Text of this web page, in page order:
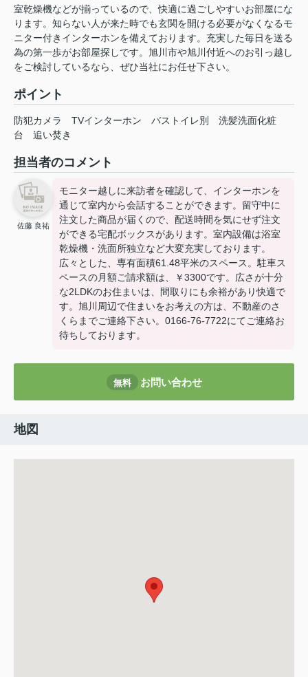
室乾燥機などが揃っているので、快適に過ごしやすいお部屋にな
ります。知らない人が来た時でも玄関を開ける必要がなくなるモ
ニター付きインターホンを備えております。充実した毎日を送る
為の第一歩がお部屋探しです。旭川市や旭川付近へのお引っ越し
をご検討しているなら、ぜひ当社にお任せ下さい。
ポイント
防犯カメラ TVインターホン バストイレ別
洗髪洗面化粧
台
追い焚き
担当者のコメント
佐藤 良祐
モニター越しに来訪者を確認して、インターホンを
通じて室内から会話することができます。留守中に
注文した商品が届くので、配送時間を気にせず注文
ができる宅配ボックスがあります。室内設備は浴室
乾燥機・洗面所独立など大変充実しております。
広々とした、専有面積61.48平米のスペース。駐車ス
ペースの月額ご請求額は、￥3300です。広さが十分
な2LDKのお住まいは、間取りにも余裕があり快適で
す。旭川周辺で住まいをお考えの方は、不動産のさ
くらまでご連絡下さい。0166-76-7722にてご連絡お
待ちしております。
無料 お問い合わせ
地図